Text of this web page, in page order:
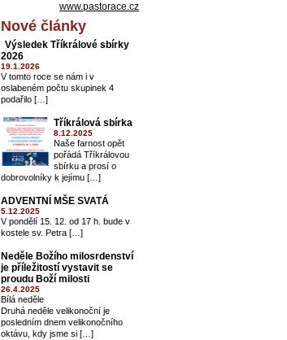
www.pastorace.cz
Nové články
Výsledek Tříkrálové sbírky
2026
19.1.2026
V tomto roce se nám i v
oslabeném počtu skupinek 4
podařilo […]
Tříkrálová sbírka
8.12.2025
Naše farnost opět
pořádá Tříkrálovou
sbírku a prosí o
dobrovolníky k jejímu […]
ADVENTNÍ MŠE SVATÁ
5.12.2025
V pondělí 15. 12. od 17 h. bude v
kostele sv. Petra […]
Neděle Božího milosrdenství
je příležitostí vystavit se
proudu Boží milosti
26.4.2025
Bílá neděle
Druhá neděle velikonoční je
posledním dnem velikonočního
oktávu, kdy jsme si […]